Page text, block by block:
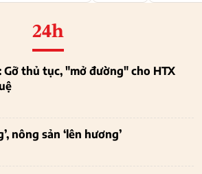
24h
thủ tục, "mở đường" cho HTX
nông sản ‘lên hương’